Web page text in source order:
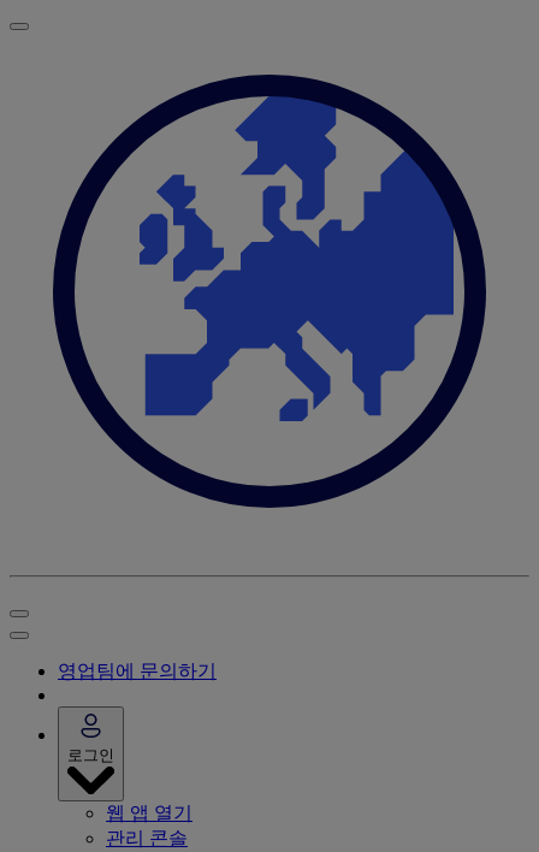
영업팀에 문의하기
로그인
웹 앱 열기
관리 콘솔